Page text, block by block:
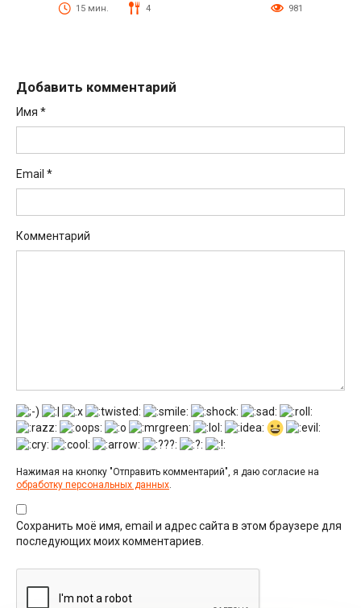
15 мин. 4 981
Добавить комментарий
Имя *
Email *
Комментарий
Нажимая на кнопку "Отправить комментарий", я даю согласие на
обработку персональных данных.
Сохранить моё имя, email и адрес сайта в этом браузере для
последующих моих комментариев.